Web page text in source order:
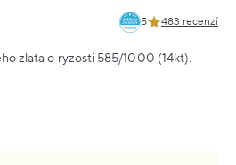
5 483 recenzí
zlata o ryzosti 585/1000 (14kt).